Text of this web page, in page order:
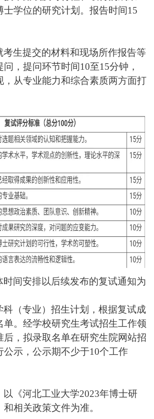
士学位的研究计划。报告时间15
考生提交的材料和现场所作报告等
，提问环节时间10至15分钟，
，从专业能力和综合素质两方面打
时间安排以后续发布的复试通知为
科（专业）招生计划，根据复试成
单。经学校研究生考试招生工作领
后，拟录取名单在研究生院网站招
公示，公示期不少于10个工作
以《河北工业大学2023年博士研
相关政策文件为准。